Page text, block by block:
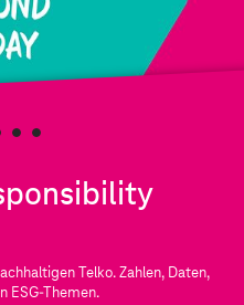
Telko. Zahlen, Daten,
ESG-Themen.